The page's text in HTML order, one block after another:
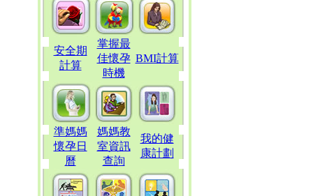
安全期
計算
掌握最
佳懷孕
時機
BMI計算
準媽媽
懷孕日
曆
媽媽教
室資訊
查詢
我的健
康計劃